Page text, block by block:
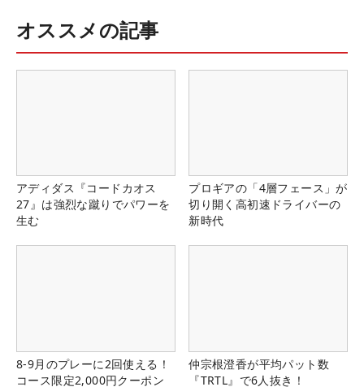
オススメの記事
アディダス『コードカオス
27』は強烈な蹴りでパワーを
生む
プロギアの「4層フェース」が
切り開く高初速ドライバーの
新時代
8-9月のプレーに2回使える！
コース限定2,000円クーポン
仲宗根澄香が平均パット数
『TRTL』で6人抜き！